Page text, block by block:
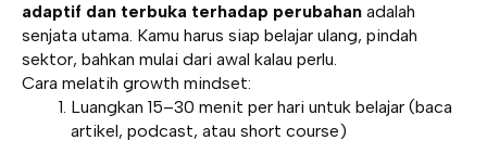
adaptif dan terbuka terhadap perubahan adalah
senjata utama. Kamu harus siap belajar ulang, pindah
sektor, bahkan mulai dari awal kalau perlu.
Cara melatih growth mindset:
Luangkan 15–30 menit per hari untuk belajar (baca
artikel, podcast, atau short course)